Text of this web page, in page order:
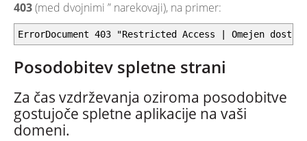
403(med dvojnimi ” narekovaji), na primer:
ErrorDocument 403 "Restricted Access | Omejen
Posodobitev spletne strani
Za čas vzdrževanja oziroma posodobitve
gostujoče spletne aplikacije na vaši
domeni.